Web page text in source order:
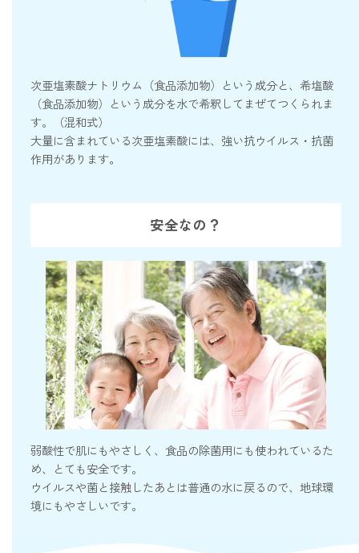
次亜塩素酸ナトリウム（食品添加物）という成分と、希塩酸
（食品添加物）という成分を水で希釈してまぜてつくられま
す。（混和式）
大量に含まれている次亜塩素酸には、強い抗ウイルス・抗菌
作用があります。
安全なの？
弱酸性で肌にもやさしく、食品の除菌用にも使われているた
め、とても安全です。
ウイルスや菌と接触したあとは普通の水に戻るので、地球環
境にもやさしいです。